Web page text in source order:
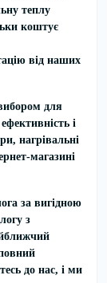
теплу
коштує
від наших
для
і
нагрівальні
магазині
за вигідною
з
до нас, і ми